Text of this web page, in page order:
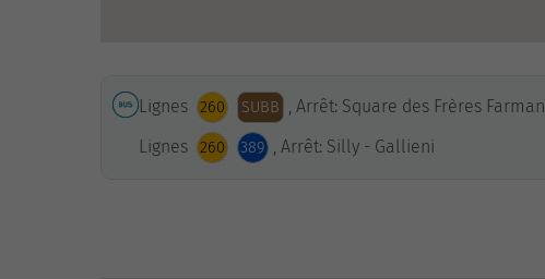
Lignes 260 SUBB , Arrêt: Square des Frères Farman
Lignes
260 389 , Arrêt: Silly - Gallieni